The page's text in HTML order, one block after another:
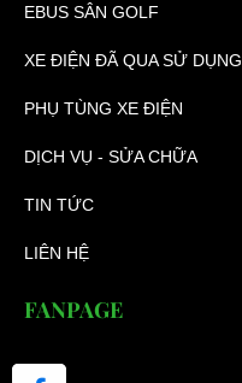
EBUS SÂN GOLF
XE ĐIỆN ĐÃ QUA SỬ DỤNG
PHỤ TÙNG XE ĐIỆN
DỊCH VỤ - SỬA CHỮA
TIN TỨC
LIÊN HỆ
FANPAGE